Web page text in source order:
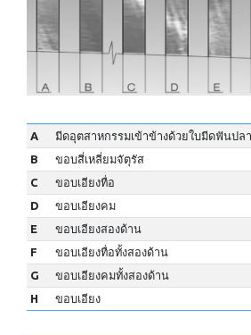
A
มีดอุตสาหกรรมเข้าข้างด้วยใบมีดฟันปลา
B
ขอบสี่เหลี่ยมจัตุรัส
C
ขอบเอียงทื่อ
D
ขอบเอียงคม
E
ขอบเอียงสองด้าน
F
ขอบเอียงทื่อทั้งสองด้าน
G
ขอบเอียงคมทั้งสองด้าน
H
ขอบเอียง